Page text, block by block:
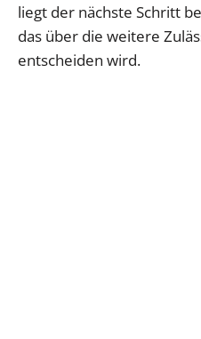
liegt der nächste Schritt
das über die weitere
entscheiden wird.